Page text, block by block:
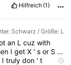
Hilfreich (1)
Schwarz / Größe: L
an L cuz with
IgetX 'sor S ...
Itrulydon 't